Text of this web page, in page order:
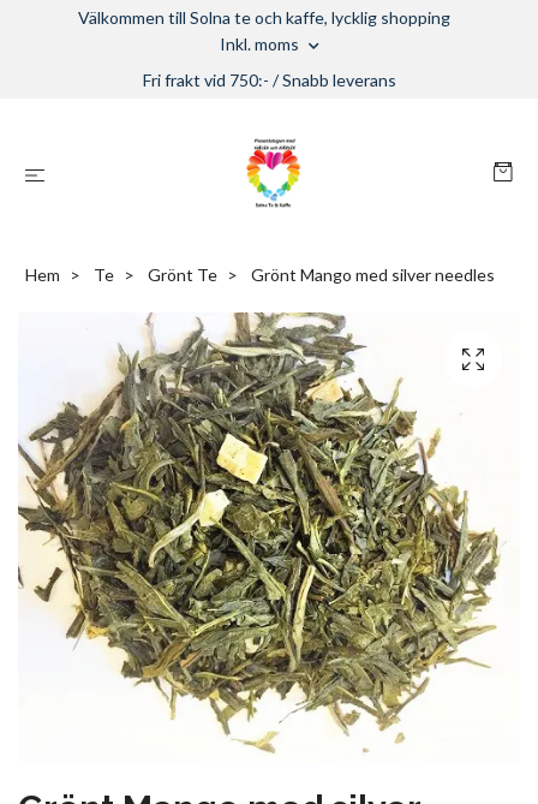
Välkommen till Solna te och kaffe, lycklig shopping
Inkl. moms
Fri frakt vid 750:- / Snabb leverans
Hem Te Grönt Te Grönt Mango med silver needles